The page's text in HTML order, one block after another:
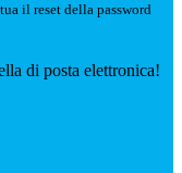
il reset della password
di posta elettronica!